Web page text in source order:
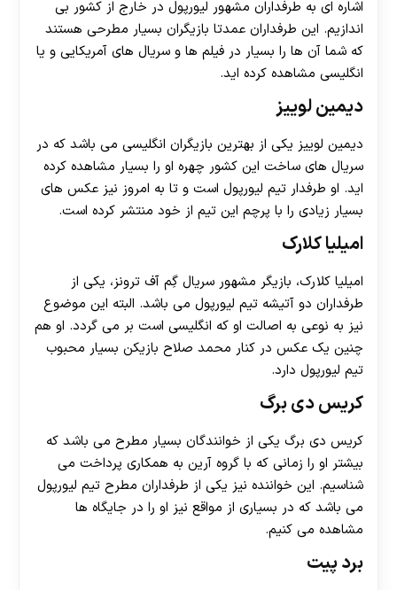
اشاره ای به طرفداران مشهور لیورپول در خارج از کشور بی
اندازیم. این طرفداران عمدتا بازیگران بسیار مطرحی هستند
که شما آن ها را بسیار در فیلم ها و سریال های آمریکایی و یا
انگلیسی مشاهده کرده اید.
دیمین لوییز
دیمین لوییز یکی از بهترین بازیگران انگلیسی می باشد که در
سریال های ساخت این کشور چهره او را بسیار مشاهده کرده
اید. او طرفدار تیم لیورپول است و تا به امروز نیز عکس های
بسیار زیادی را با پرچم این تیم از خود منتشر کرده است.
امیلیا کلارک
امیلیا کلارک، بازیگر مشهور سریال گِم آف ترونز، یکی از
طرفداران دو آتیشه تیم لیورپول می باشد. البته این موضوع
نیز به نوعی به اصالت او که انگلیسی است بر می گردد. او هم
چنین یک عکس در کنار محمد صلاح بازیکن بسیار محبوب
تیم لیورپول دارد.
کریس دی برگ
کریس دی برگ یکی از خوانندگان بسیار مطرح می باشد که
بیشتر او را زمانی که با گروه آرین به همکاری پرداخت می
شناسیم. این خواننده نیز یکی از طرفداران مطرح تیم لیورپول
می باشد که در بسیاری از مواقع نیز او را در جایگاه ها
مشاهده می کنیم.
برد پیت